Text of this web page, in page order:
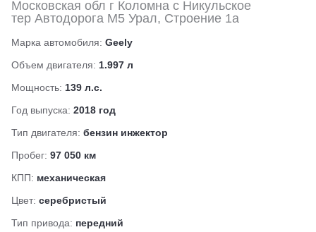
Московская обл г Коломна с Никульское
тер Автодорога М5 Урал, Строение 1а
Марка автомобиля: Geely
Объем двигателя: 1.997 л
Мощность: 139 л.с.
Год выпуска: 2018 год
Тип двигателя: бензин инжектор
Пробег: 97 050 км
КПП: механическая
Цвет: серебристый
Тип привода: передний